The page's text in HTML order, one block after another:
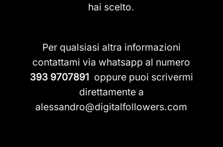
hai scelto.
Per qualsiasi altra informazioni
contattami via whatsapp al numero
393 9707891 oppure puoi scrivermi
direttamente a
alessandro@digitalfollowers.com